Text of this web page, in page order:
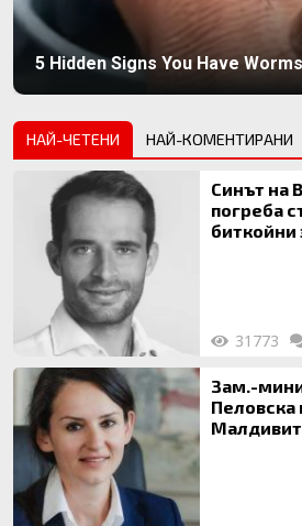
5 Hidden Signs You Have
НАЙ-ЧЕТЕНИ НАЙ-КОМЕНТИРАНИ
Синът на
погреба
биткойни
31773
Зам.-
Пеловска